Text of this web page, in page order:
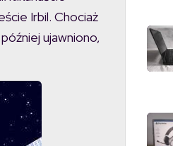
Irbil. Chociaż
ujawniono,